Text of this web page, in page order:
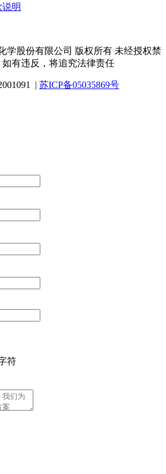
明
学股份有限公司 版权所有 未经授权禁
有违反，将追究法律责任
| 苏ICP备05035869号
符